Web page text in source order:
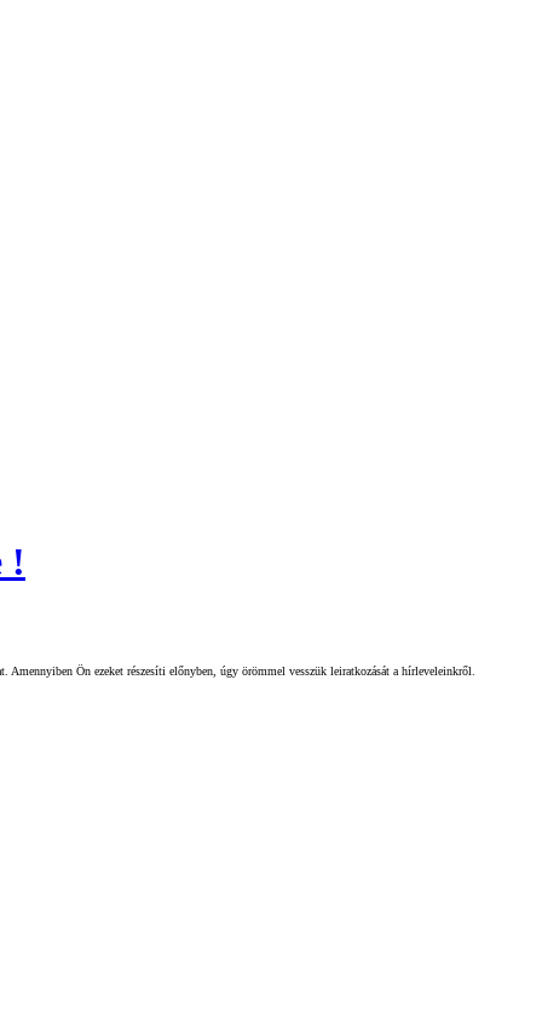
!
Ön ezeket részesíti előnyben, úgy örömmel vesszük leiratkozását a hírleveleinkről.